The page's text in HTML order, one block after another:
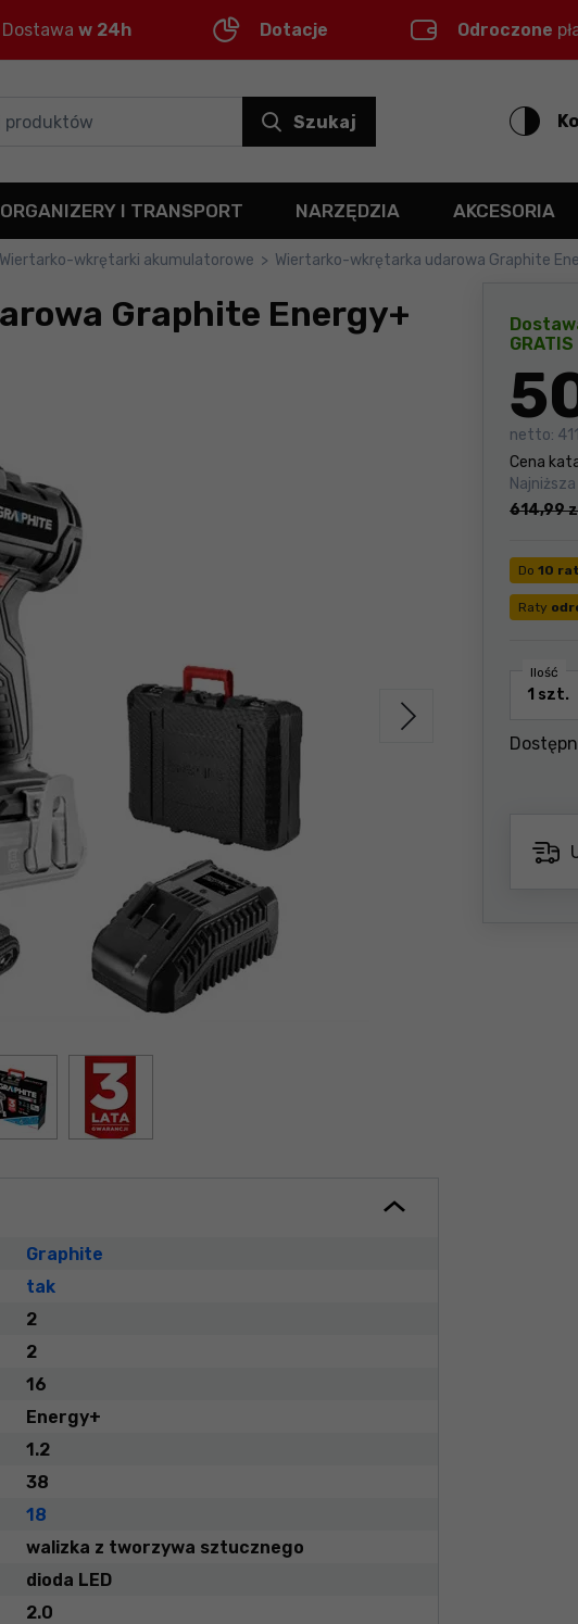
Dostawa w 24h Dotacje Odroczone
Szukaj
ORGANIZERY I TRANSPORT NARZĘDZIA AKCESORIA
Wiertarko-wkrętarki akumulatorowe > Wiertarko-wkrętarka udarowa Graphite
Graphite Energy+
GRATIS
netto:
Cena
614,99
Do 10
Raty
Ilość
Graphite
tak
2
2
16
Energy+
1.2
38
18
walizka z tworzywa sztucznego
dioda LED
2.0